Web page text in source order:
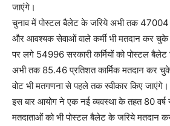
जाएंगे।
चुनाव में पोस्टल बैलेट के जरिये अभी तक 47004
और आवश्यक सेवाओं वाले कर्मी भी मतदान कर चुके
पर लगे 54996 सरकारी कर्मियों को पोस्टल
अभी तक 85.46 प्रतिशत कार्मिक मतदान कर चुके
वोट भी मतगणना से पहले तक स्वीकार किए जाएंगे।
इस बार आयोग ने एक नई व्यवस्था के तहत 80
मतदाताओं को भी पोस्टल बैलेट के जरिये मतदान